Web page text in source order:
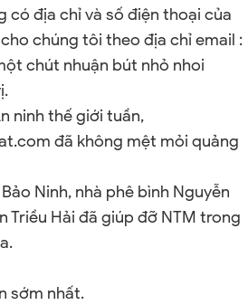
địa chỉ và số điện thoại của
chúng tôi theo địa chỉ email :
chút nhuận bút nhỏ nhoi
ninh thế giới tuần,
đã không mệt mỏi quảng
Ninh, nhà phê bình Nguyễn
Triều Hải đã giúp đỡ NTM trong
sớm nhất.